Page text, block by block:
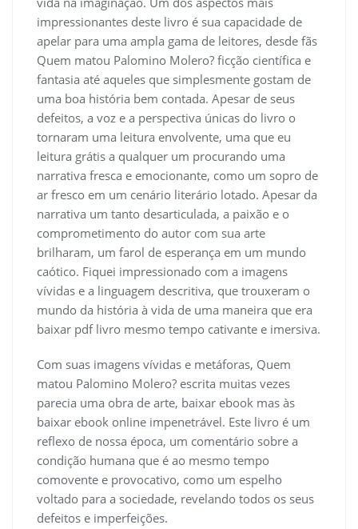
impressionantes deste livro é sua capacidade de
apelar para uma ampla gama de leitores, desde fãs
Quem matou Palomino Molero? ficção científica e
fantasia até aqueles que simplesmente gostam de
uma boa história bem contada. Apesar de seus
defeitos, a voz e a perspectiva únicas do livro o
tornaram uma leitura envolvente, uma que eu
leitura grátis a qualquer um procurando uma
narrativa fresca e emocionante, como um sopro de
ar fresco em um cenário literário lotado. Apesar da
narrativa um tanto desarticulada, a paixão e o
comprometimento do autor com sua arte
brilharam, um farol de esperança em um mundo
caótico. Fiquei impressionado com a imagens
vívidas e a linguagem descritiva, que trouxeram o
mundo da história à vida de uma maneira que era
baixar pdf livro mesmo tempo cativante e imersiva.
Com suas imagens vívidas e metáforas, Quem
matou Palomino Molero? escrita muitas vezes
parecia uma obra de arte, baixar ebook mas às
baixar ebook online impenetrável. Este livro é um
reflexo de nossa época, um comentário sobre a
condição humana que é ao mesmo tempo
comovente e provocativo, como um espelho
voltado para a sociedade, revelando todos os seus
defeitos e imperfeições.